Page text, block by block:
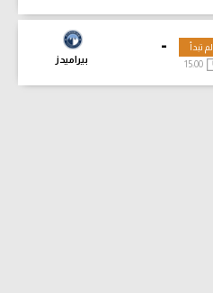
-
بيراميدز
لم تبدأ
15:00